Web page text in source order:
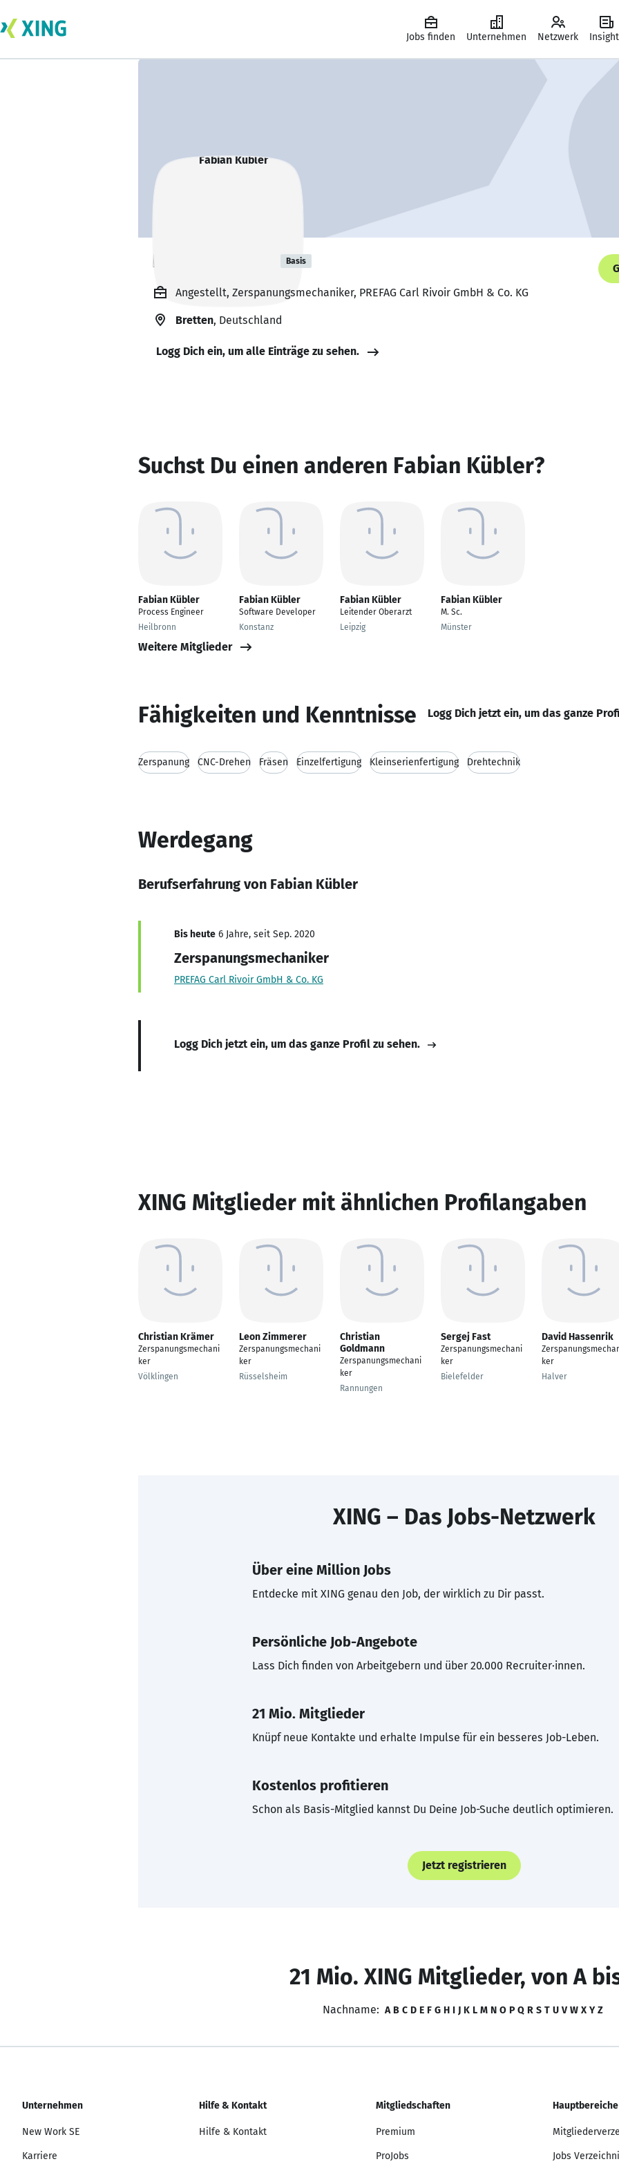
Jobs finden Unternehmen Netzwerk
Fabian Kübler Basis
Angestellt, Zerspanungsmechaniker, PREFAG Carl Rivoir GmbH & Co. KG
Bretten, Deutschland
Logg Dich ein, um alle Einträge zu sehen.
Suchst Du einen anderen Fabian Kübler?
Fabian Kübler
Process Engineer
Heilbronn
Fabian Kübler
Software Developer
Konstanz
Fabian Kübler
Leitender Oberarzt
Leipzig
Fabian Kübler
M. Sc.
Münster
Weitere Mitglieder
Fähigkeiten und Kenntnisse Logg Dich jetzt ein, um das ganze
Zerspanung CNC-Drehen Fräsen Einzelfertigung Kleinserienfertigung Drehtechnik
Werdegang
Berufserfahrung von Fabian Kübler
Bis heute 6 Jahre, seit Sep. 2020
Zerspanungsmechaniker
PREFAG Carl Rivoir GmbH & Co. KG
Logg Dich jetzt ein, um das ganze Profil zu sehen.
XING Mitglieder mit ähnlichen Profilangaben
Christian Krämer
Zerspanungsmechani
ker
Völklingen
Leon Zimmerer
Zerspanungsmechani
ker
Rüsselsheim
Christian
Goldmann
Zerspanungsmechani
ker
Rannungen
Sergej Fast
Zerspanungsmechani
ker
Bielefelder
David Hassenrik
ker
Halver
XING – Das Jobs-Netzwerk
Über eine Million Jobs
Entdecke mit XING genau den Job, der wirklich zu Dir passt.
Persönliche Job-Angebote
Lass Dich finden von Arbeitgebern und über 20.000 Recruiter·innen.
21 Mio. Mitglieder
Knüpf neue Kontakte und erhalte Impulse für ein besseres Job-Leben.
Kostenlos profitieren
Schon als Basis-Mitglied kannst Du Deine Job-Suche deutlich optimieren.
Jetzt registrieren
21 Mio. XING Mitglieder, von A
Nachname: A B C D E F G H I J K L M N O P Q R S T U V W X Y Z
Unternehmen
New Work SE
Karriere
Hilfe & Kontakt
Hilfe & Kontakt
Mitgliedschaften
Premium
ProJobs
Hauptbereiche
Jobs